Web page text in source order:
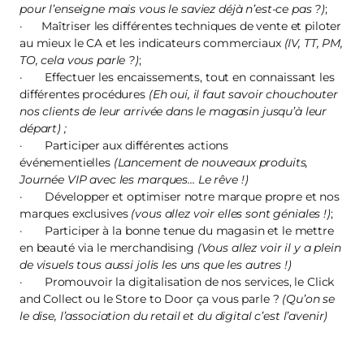
pour l’enseigne mais vous le saviez déjà n’est-ce pas ?);
· Maîtriser les différentes techniques de vente et piloter
au mieux le CA et les indicateurs commerciaux (IV, TT, PM,
TO, cela vous parle ?);
· Effectuer les encaissements, tout en connaissant les
différentes procédures (Eh oui, il faut savoir chouchouter
nos clients de leur arrivée dans le magasin jusqu’à leur
départ) ;
· Participer aux différentes actions
événementielles (Lancement de nouveaux produits,
Journée VIP avec les marques… Le rêve !)
· Développer et optimiser notre marque propre et nos
marques exclusives (vous allez voir elles sont géniales !);
· Participer à la bonne tenue du magasin et le mettre
en beauté via le merchandising (Vous allez voir il y a plein
de visuels tous aussi jolis les uns que les autres !)
· Promouvoir la digitalisation de nos services, le Click
and Collect ou le Store to Door ça vous parle ? (Qu’on se
le dise, l’association du retail et du digital c’est l’avenir)